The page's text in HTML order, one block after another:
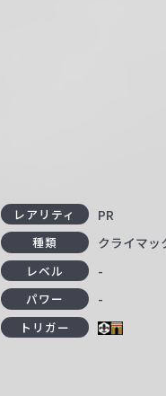
レアリティ PR
種類 クライマッ
レベル -
パワー -
トリガー